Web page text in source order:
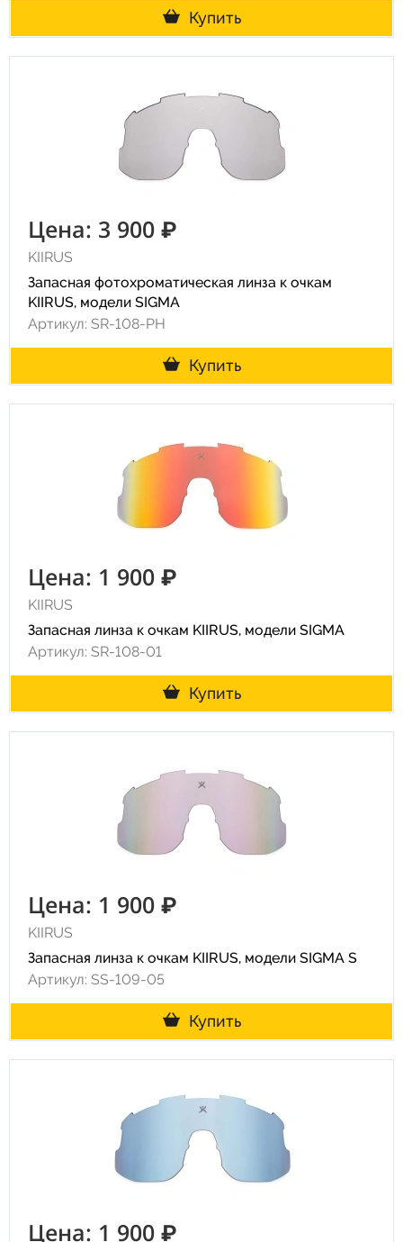
Купить
Цена: 3 900 ₽
KIIRUS
Запасная фотохроматическая линза к очкам
KIIRUS, модели SIGMA
Артикул: SR-108-PH
Купить
Цена: 1 900 ₽
KIIRUS
Запасная линза к очкам KIIRUS, модели SIGMA
Артикул: SR-108-01
Купить
Цена: 1 900 ₽
KIIRUS
Запасная линза к очкам KIIRUS, модели SIGMA S
Артикул: SS-109-05
Купить
Цена: 1 900 ₽